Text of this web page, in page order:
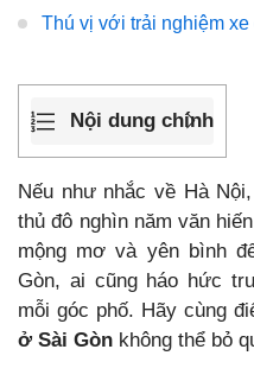
Thú vị với trải nghiệm
Nội dung chính
Nếu như nhắc về Hà
thủ đô nghìn năm văn
mộng mơ và yên bình
Gòn, ai cũng háo hức
mỗi góc phố. Hãy cùng
ở Sài Gòn không thể bỏ